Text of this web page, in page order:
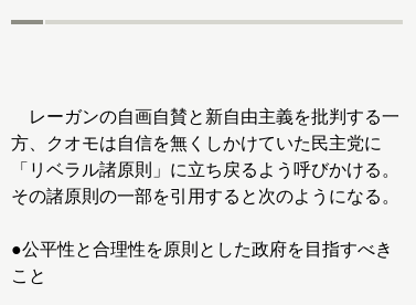
レーガンの自画自賛と新自由主義を批判する一
方、クオモは自信を無くしかけていた民主党に
「リベラル諸原則」に立ち戻るよう呼びかける。
その諸原則の一部を引用すると次のようになる。
●公平性と合理性を原則とした政府を目指すべき
こと